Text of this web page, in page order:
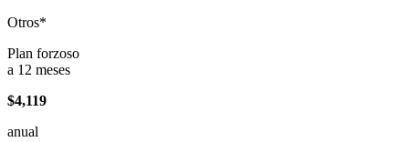
Otros*
Plan forzoso
a 12 meses
$4,119
anual